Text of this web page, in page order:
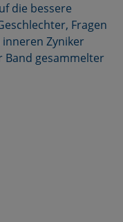
die bessere
Fragen
Zyniker
Band gesammelter